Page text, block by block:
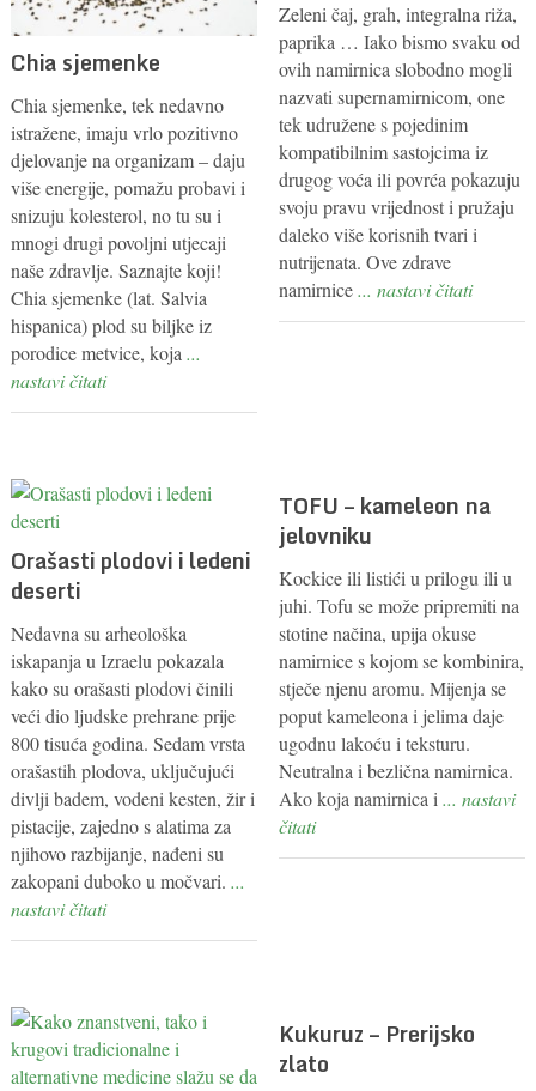
Chia sjemenke
Chia sjemenke, tek nedavno
istražene, imaju vrlo pozitivno
djelovanje na organizam – daju
više energije, pomažu probavi i
snizuju kolesterol, no tu su i
mnogi drugi povoljni utjecaji
naše zdravlje. Saznajte koji!
Chia sjemenke (lat. Salvia
hispanica) plod su biljke iz
porodice metvice, koja ...
nastavi čitati
Zeleni čaj, grah, integralna riža,
paprika … Iako bismo svaku od
ovih namirnica slobodno mogli
nazvati supernamirnicom, one
tek udružene s pojedinim
kompatibilnim sastojcima iz
drugog voća ili povrća pokazuju
svoju pravu vrijednost i pružaju
daleko više korisnih tvari i
nutrijenata. Ove zdrave
namirnice... nastavi čitati
Orašasti plodovi i ledeni
deserti
Nedavna su arheološka
iskapanja u Izraelu pokazala
kako su orašasti plodovi činili
veći dio ljudske prehrane prije
800 tisuća godina. Sedam vrsta
orašastih plodova, uključujući
divlji badem, vodeni kesten, žir i
pistacije, zajedno s alatima za
njihovo razbijanje, nađeni su
zakopani duboko u močvari. ...
nastavi čitati
TOFU – kameleon na
jelovniku
Kockice ili listići u prilogu ili u
juhi. Tofu se može pripremiti na
stotine načina, upija okuse
namirnice s kojom se kombinira,
stječe njenu aromu. Mijenja se
poput kameleona i jelima daje
ugodnu lakoću i teksturu.
Neutralna i bezlična namirnica.
Ako koja namirnica i ... nastavi
čitati
Kukuruz – Prerijsko
zlato